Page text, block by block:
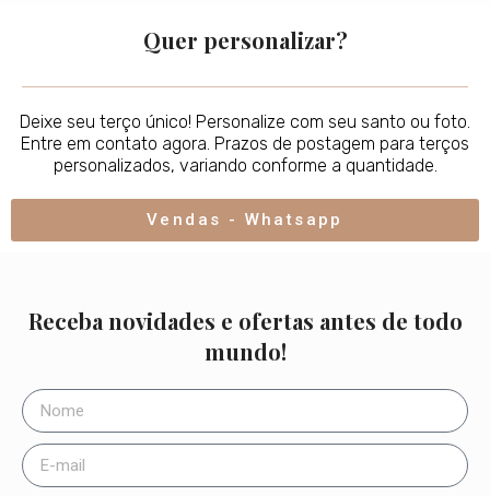
Quer personalizar?
Deixe seu terço único! Personalize com seu santo ou foto.
Entre em contato agora. Prazos de postagem para terços
personalizados, variando conforme a quantidade.
Vendas - Whatsapp
Receba novidades e ofertas antes de todo
mundo!